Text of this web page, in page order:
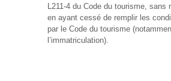
L211-4 du Code du tourisme, sans
en ayant cessé de remplir les
par le Code du tourisme
l’immatriculation).